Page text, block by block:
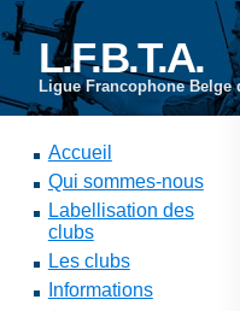
L.F.B.T.A.
Ligue Francophone Belge
Accueil
Qui sommes-nous
Labellisation des
clubs
Les clubs
Informations